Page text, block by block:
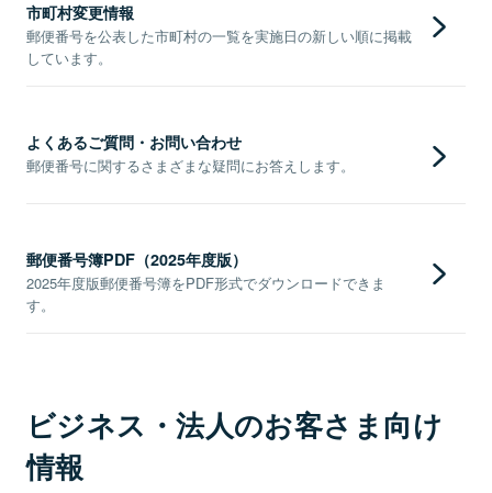
市町村変更情報
郵便番号を公表した市町村の一覧を実施日の新しい順に掲載
しています。
よくあるご質問・お問い合わせ
郵便番号に関するさまざまな疑問にお答えします。
郵便番号簿PDF（2025年度版）
2025年度版郵便番号簿をPDF形式でダウンロードできま
す。
ビジネス・法人のお客さま向け
情報